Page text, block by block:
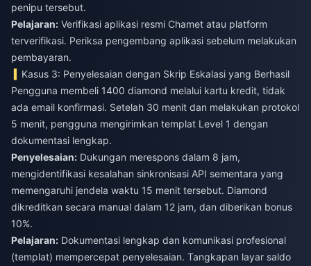
penipu tersebut.
Pelajaran: Verifikasi aplikasi resmi Chamet atau platform
terverifikasi. Periksa pengembang aplikasi sebelum melakukan
pembayaran.
Kasus 3: Penyelesaian dengan Skrip Eskalasi yang Berhasil
Pengguna membeli 1400 diamond melalui kartu kredit, tidak
ada email konfirmasi. Setelah 30 menit dan melakukan protokol
5 menit, pengguna mengirimkan templat Level 1 dengan
dokumentasi lengkap.
Penyelesaian: Dukungan merespons dalam 8 jam,
mengidentifikasi kesalahan sinkronisasi API sementara yang
memengaruhi jendela waktu 15 menit tersebut. Diamond
dikreditkan secara manual dalam 12 jam, dan diberikan bonus
10%.
Pelajaran: Dokumentasi lengkap dan komunikasi profesional
(templat) mempercepat penyelesaian. Tangkapan layar saldo